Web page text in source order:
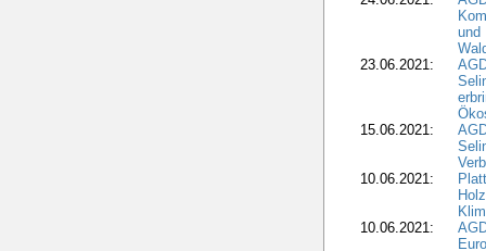
und
23.06.2021:
15.06.2021:
10.06.2021:
10.06.2021: